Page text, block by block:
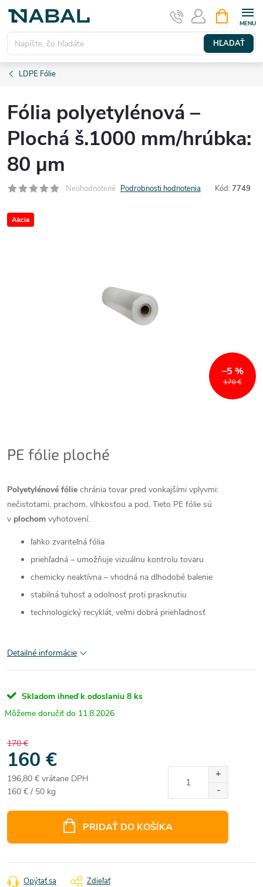
Prejsť
obsah
HĽADAŤ
KOŠÍK
LDPE Fólie
Fólia polyetylénová –
Plochá š.1000 mm/hrúbka:
80 µm
Neohodnotené Podrobnosti hodnotenia Kód: 7749
Akcia
170 €
–5 %
PE fólie ploché
Polyetylénové fólie chránia tovar pred vonkajšími vplyvmi:
nečistotami, prachom, vlhkosťou a pod. Tieto PE fólie sú
v plochom vyhotovení.
ľahko zvariteľná fólia
priehľadná – umožňuje vizuálnu kontrolu tovaru
chemicky neaktívna – vhodná na dlhodobé balenie
stabilná tuhosť a odolnosť proti prasknutiu
technologický recyklát, veľmi dobrá priehľadnosť
Detailné informácie
Skladom ihneď k odoslaniu 8 ks
11.8.2026
170 €
160 €
196,80 € vrátane DPH
Jednotková
160 € / 50 kg
PRIDAŤ DO KOŠÍKA
Opýtať sa Zdieľať